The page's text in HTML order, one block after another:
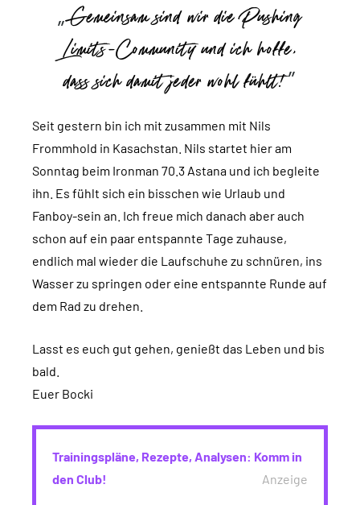
Gemeinsam sind wir die Pushing
Limits-Community und ich hoffe,
dass sich damit jeder wohl fühlt!
Seit gestern bin ich mit zusammen mit Nils
Frommhold in Kasachstan. Nils startet hier am
Sonntag beim Ironman 70.3 Astana und ich begleite
ihn. Es fühlt sich ein bisschen wie Urlaub und
Fanboy-sein an. Ich freue mich danach aber auch
schon auf ein paar entspannte Tage zuhause,
endlich mal wieder die Laufschuhe zu schnüren, ins
Wasser zu springen oder eine entspannte Runde auf
dem Rad zu drehen.
Lasst es euch gut gehen, genießt das Leben und bis
bald.
Euer Bocki
Trainingspläne, Rezepte, Analysen: Komm in
den Club!
Anzeige